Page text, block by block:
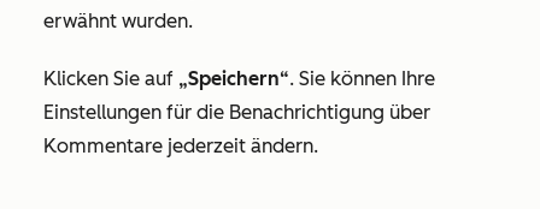
erwähnt wurden.
Klicken Sie auf „Speichern“. Sie können Ihre
Einstellungen für die Benachrichtigung über
Kommentare jederzeit ändern.